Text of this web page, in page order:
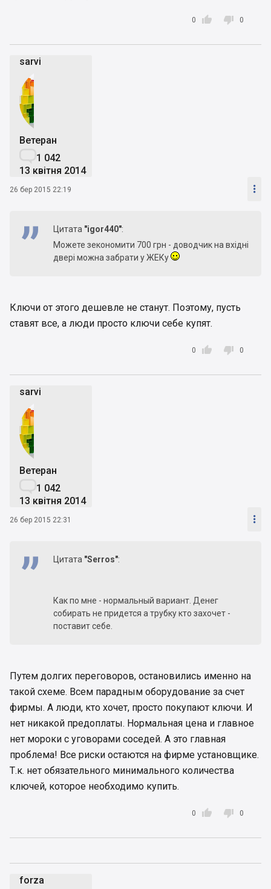

0  0
sarvi
Ветеран
1 042
13 квітня 2014
26 бер 2015 22:19 
Цитата "igor440":
Можете зекономити 700 грн - доводчик на вхідні
двері можна забрати у ЖЕКу
Ключи от этого дешевле не станут. Поэтому, пусть
ставят все, а люди просто ключи себе купят.

0  0
sarvi
Ветеран
1 042
13 квітня 2014
26 бер 2015 22:31 
Цитата "Serros":
Как по мне - нормальный вариант. Денег
собирать не придется а трубку кто захочет -
поставит себе.
Путем долгих переговоров, остановились именно на
такой схеме. Всем парадным оборудование за счет
фирмы. А люди, кто хочет, просто покупают ключи. И
нет никакой предоплаты. Нормальная цена и главное
нет мороки с уговорами соседей. А это главная
проблема! Все риски остаются на фирме установщике.
Т.к. нет обязательного минимального количества
ключей, которое необходимо купить.

0  0
forza